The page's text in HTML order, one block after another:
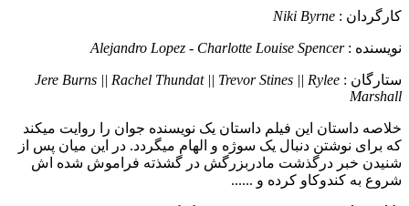
کارگردان : Niki Byrne
نويسنده :Alejandro Lopez - Charlotte Louise Spencer
ستارگان : Jere Burns || Rachel Thundat || Trevor Stines || Rylee
Marshall
خلاصه داستان این فیلم داستان یک نویسنده جوان را روایت میکند
که برای نوشتن دنبال یک سوژه و الهام میگردد. در این میان پس از
شنیدن خبر درگذشت مادربزرگش در گشذته فراموش شده اش
شروع به کندوکاو کرده و ......